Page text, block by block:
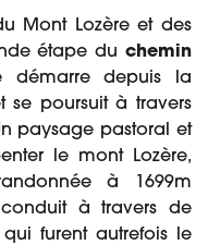
Mont Lozère et des
étape du chemin
démarre depuis la
se poursuit à travers
paysage pastoral et
le mont Lozère,
à 1699m
à travers de
furent autrefois le